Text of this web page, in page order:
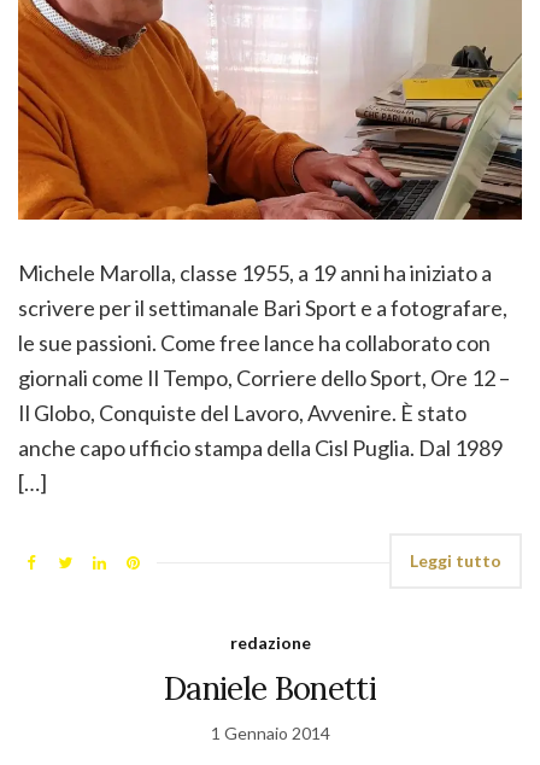
Michele Marolla, classe 1955, a 19 anni ha iniziato a
scrivere per il settimanale Bari Sport e a fotografare,
le sue passioni. Come free lance ha collaborato con
giornali come Il Tempo, Corriere dello Sport, Ore 12 –
Il Globo, Conquiste del Lavoro, Avvenire. È stato
anche capo ufficio stampa della Cisl Puglia. Dal 1989
[…]
Leggi tutto
redazione
Daniele Bonetti
1 Gennaio 2014